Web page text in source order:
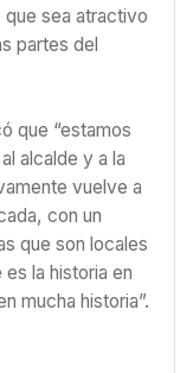
sea atractivo
partes del
que “estamos
alcalde y a la
vuelve a
con un
que son locales
la historia en
mucha historia”.